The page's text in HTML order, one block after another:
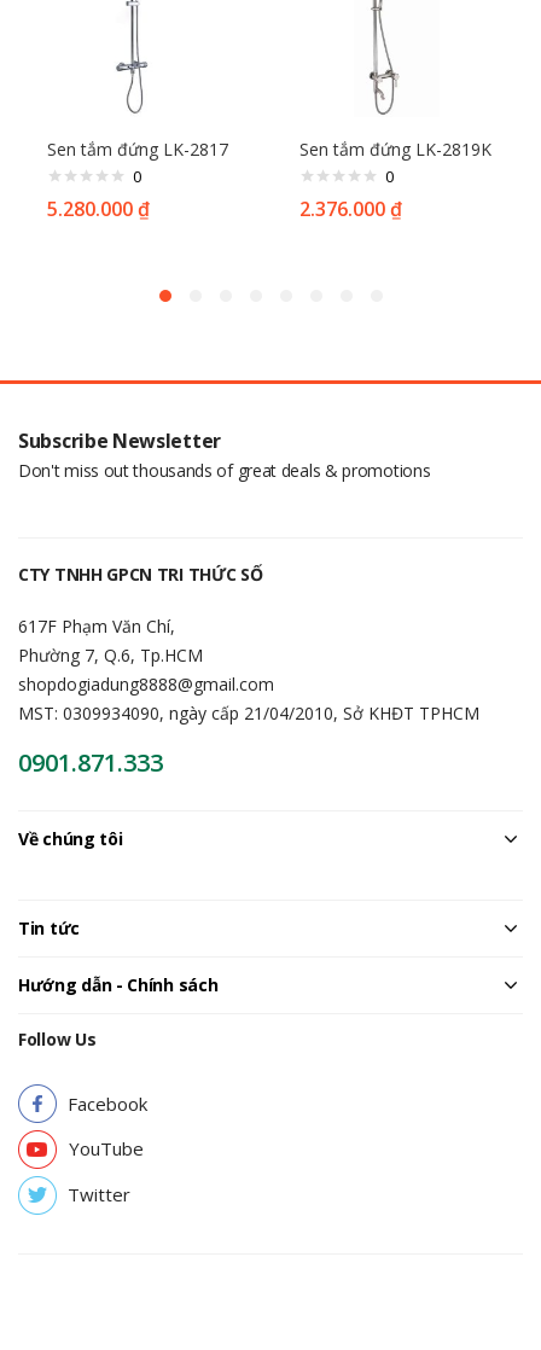
Sen tắm đứng LK-2817
0
5.280.000₫
Sen tắm đứng LK-2819K
0
2.376.000₫
Subscribe Newsletter
Don't miss out thousands of great deals & promotions
CTY TNHH GPCN TRI THỨC SỐ
617F Phạm Văn Chí,
Phường 7, Q.6, Tp.HCM
shopdogiadung8888@gmail.com
MST: 0309934090, ngày cấp 21/04/2010, Sở KHĐT TPHCM
0901.871.333
Về chúng tôi
Tin tức
Hướng dẫn - Chính sách
Follow Us
Facebook
YouTube
Twitter